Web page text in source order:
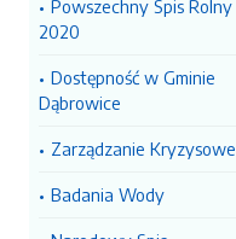
Powszechny Spis Rolny
2020
Dostępność w Gminie
Dąbrowice
Zarządzanie Kryzysowe
Badania Wody